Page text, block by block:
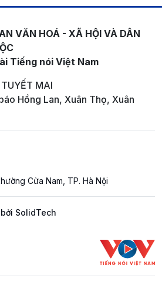
VĂN HOÁ - XÃ HỘI VÀ DÂN
Tiếng nói Việt Nam
MAI
Hồng Lan, Xuân Thọ, Xuân
Cửa Nam, TP. Hà Nội
SolidTech